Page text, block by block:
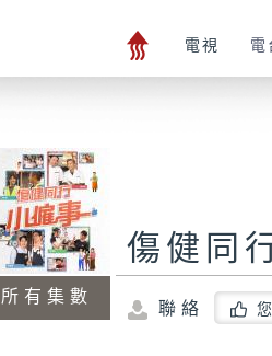
電視 電
所有集數
傷健同
聯絡